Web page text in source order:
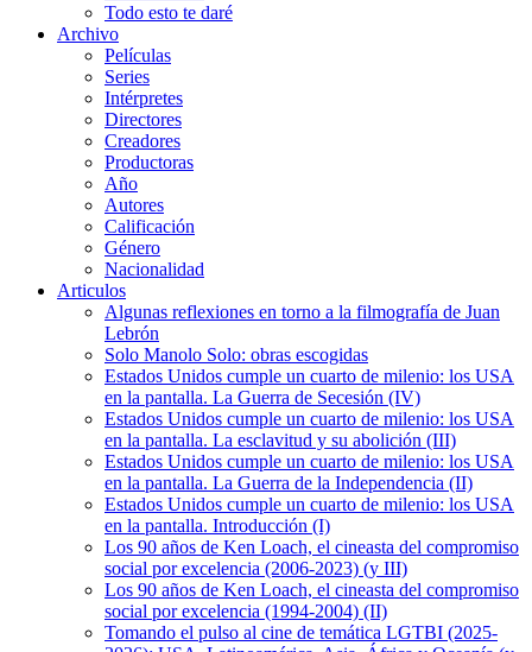
Todo esto te daré
Archivo
Películas
Series
Intérpretes
Directores
Creadores
Productoras
Año
Autores
Calificación
Género
Nacionalidad
Articulos
Algunas reflexiones en torno a la filmografía de Juan
Lebrón
Solo Manolo Solo: obras escogidas
Estados Unidos cumple un cuarto de milenio: los USA
en la pantalla. La Guerra de Secesión (IV)
Estados Unidos cumple un cuarto de milenio: los USA
en la pantalla. La esclavitud y su abolición (III)
Estados Unidos cumple un cuarto de milenio: los USA
en la pantalla. La Guerra de la Independencia (II)
Estados Unidos cumple un cuarto de milenio: los USA
en la pantalla. Introducción (I)
Los 90 años de Ken Loach, el cineasta del compromiso
social por excelencia (2006-2023) (y III)
Los 90 años de Ken Loach, el cineasta del compromiso
social por excelencia (1994-2004) (II)
Tomando el pulso al cine de temática LGTBI (2025-